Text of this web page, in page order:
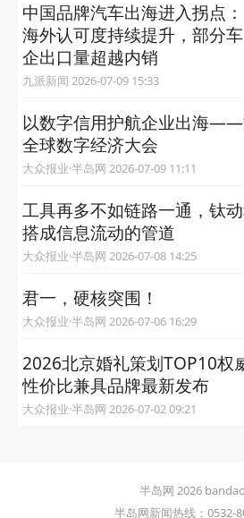
中国品牌汽车出海进入拐点：
海外认可度持续提升，部分车
企出口量超越内销
九派新闻 2026-07-09 15:33
以数字信用护航企业出海
全球数字经济大会
大众报业·半岛网 2026-07-09 11:11
工具再多不如链路一通，钛
搭成信息流动的管道
大众报业·半岛网 2026-07-08 14:25
君一，硬核突围！
大众报业·半岛网 2026-07-06 16:29
2026北京婚礼策划TOP10权
性价比兼具品牌最新发布
大众报业·半岛网 2026-07-02 09:21
半岛网 2026
半岛网新闻热线：0532-